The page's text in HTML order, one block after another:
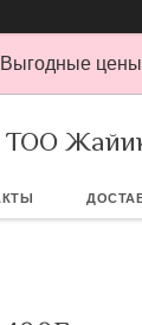
Выгодные